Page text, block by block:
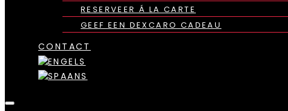
RESERVEER Á LA CARTE
GEEF EEN DEXCARO CADEAU
CONTACT